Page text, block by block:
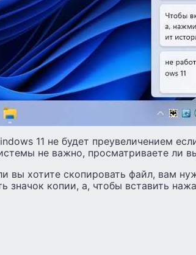
11 не будет преувеличением
не важно, просматриваете ли
вы хотите скопировать файл, вам
значок копии, а, чтобы вставить